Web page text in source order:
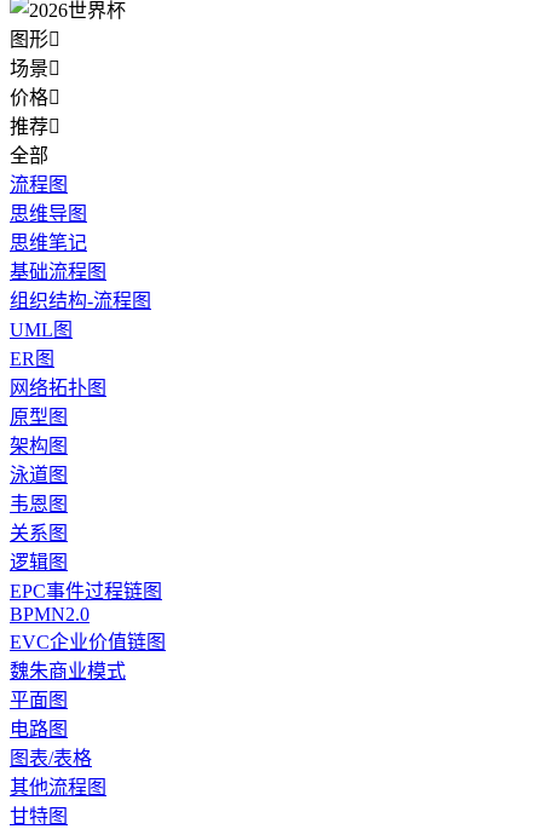
图形
场景
价格
推荐
全部
流程图
思维导图
思维笔记
基础流程图
组织结构-流程图
UML图
ER图
网络拓扑图
原型图
架构图
泳道图
韦恩图
关系图
逻辑图
EPC事件过程链图
BPMN2.0
EVC企业价值链图
魏朱商业模式
平面图
电路图
图表/表格
其他流程图
甘特图